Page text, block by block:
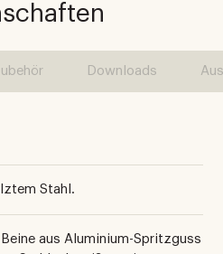
Downloads
Stahl.
aus Aluminium-Spritzguss